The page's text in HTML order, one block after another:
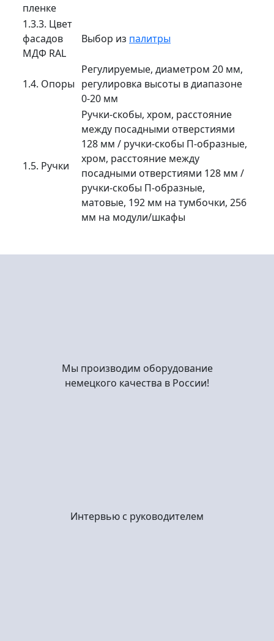
пленке
1.3.3. Цвет
фасадов
МДФ RAL
Выбор из палитры
1.4. Опоры
Регулируемые, диаметром 20 мм,
регулировка высоты в диапазоне
0-20 мм
1.5. Ручки
Ручки-скобы, хром, расстояние
между посадными отверстиями
128 мм / ручки-скобы П-образные,
хром, расстояние между
посадными отверстиями 128 мм /
ручки-скобы П-образные,
матовые, 192 мм на тумбочки, 256
мм на модули/шкафы
Мы производим оборудование
немецкого качества в России!
Интервью с руководителем